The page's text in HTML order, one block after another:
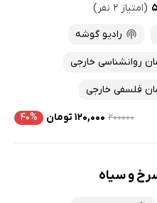
۵ (امتیاز ۲ نفر)
رادیو گوشه
روانشناسی خارجی
فلسفی خارجی
۲۰۰۰۰۰ ۱۲۰,۰۰۰ تومان ۴۰%
و سیاه